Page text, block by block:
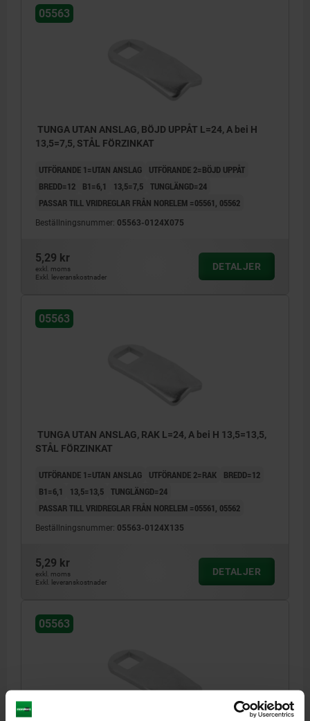
05563
TUNGA UTAN ANSLAG, BÖJD UPPÅT L=24, A bei H
13,5=7,5, STÅL FÖRZINKAT
UTFÖRANDE 1=UTAN ANSLAG
UTFÖRANDE 2=BÖJD UPPÅT
BREDD=12
B1=6,1 13,5=7,5 TUNGLÄNGD=24
PASSAR TILL VRIDREGLAR FRÅN NORELEM =05561, 05562
Beställningsnummer: 05563-0124X075
5,29 kr
exkl. moms
Exkl. leveranskostnader
DETALJER
05563
TUNGA UTAN ANSLAG, RAK L=24, A bei H 13,5=13,5,
STÅL FÖRZINKAT
UTFÖRANDE 1=UTAN ANSLAG UTFÖRANDE 2=RAK
BREDD=12
B1=6,1
13,5=13,5 TUNGLÄNGD=24
PASSAR TILL VRIDREGLAR FRÅN NORELEM =05561, 05562
Beställningsnummer: 05563-0124X135
5,29 kr
exkl. moms
Exkl. leveranskostnader
DETALJER
05563